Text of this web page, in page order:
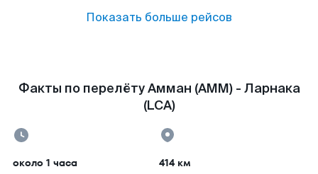
Показать больше рейсов
Факты по перелёту Амман (AMM) - Ларнака
(LCA)
около 1 часа 414 км